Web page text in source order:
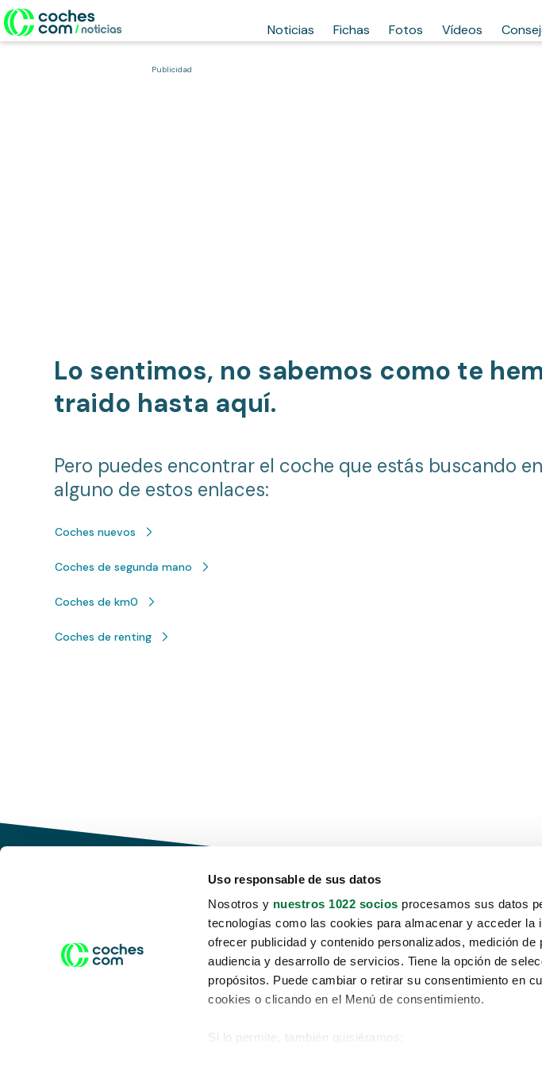
Uso responsable de sus datos
Nosotros y nuestros 1022 socios procesamos sus datos
tecnologías como las cookies para almacenar y acceder la
ofrecer publicidad y contenido personalizados, medición
audiencia y desarrollo de servicios. Tiene la opción de
propósitos. Puede cambiar o retirar su consentimiento en
cookies o clicando en el Menú de consentimiento.
Si lo permite, también quisiéramos:
Noticias Fichas Fotos Vídeos
Publicidad
Lo sentimos, no sabemos como te
traido hasta aquí.
Pero puedes encontrar el coche que estás buscando en
alguno de estos enlaces:
Coches nuevos
Coches de segunda mano
Coches de km0
Coches de renting
Conduce tu futuro,
desata tu movilidad